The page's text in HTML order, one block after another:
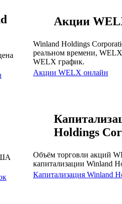
Акции
Winland Holdings
реальном времени,
WELX график.
Акции WELX онлайн
Holdings
Объём торговли акций
капитализации Winland
Капитализация Winland